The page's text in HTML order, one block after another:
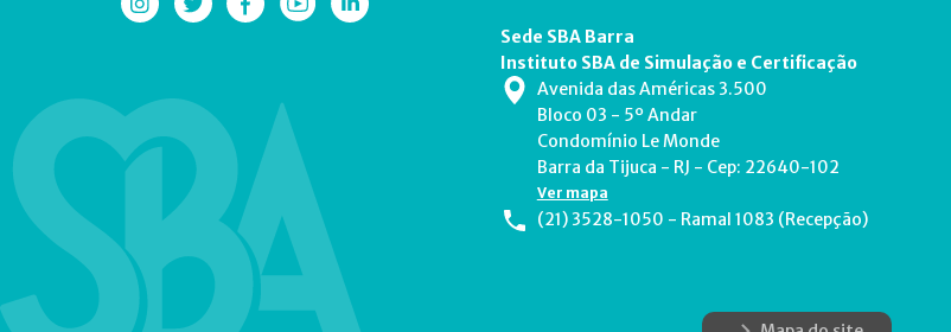
Sede SBA Barra
Instituto SBA de Simulação e Certificação
Avenida das Américas 3.500
Bloco 03 - 5º Andar
Condomínio Le Monde
Barra da Tijuca - RJ - Cep: 22640-102
Ver mapa
(21) 3528-1050 - Ramal 1083 (Recepção)